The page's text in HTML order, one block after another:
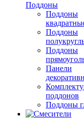
Поддоны
Поддоны
Поддоны
Поддоны
Панели
поддонов
Поддоны